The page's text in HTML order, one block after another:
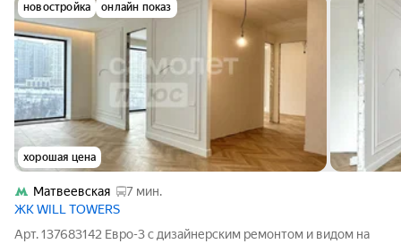
новостройка онлайн показ
хорошая цена
Матвеевская
7 мин.
ЖК WILL TOWERS
Арт. 137683142 Евро-3 с дизайнерским ремонтом и видом на